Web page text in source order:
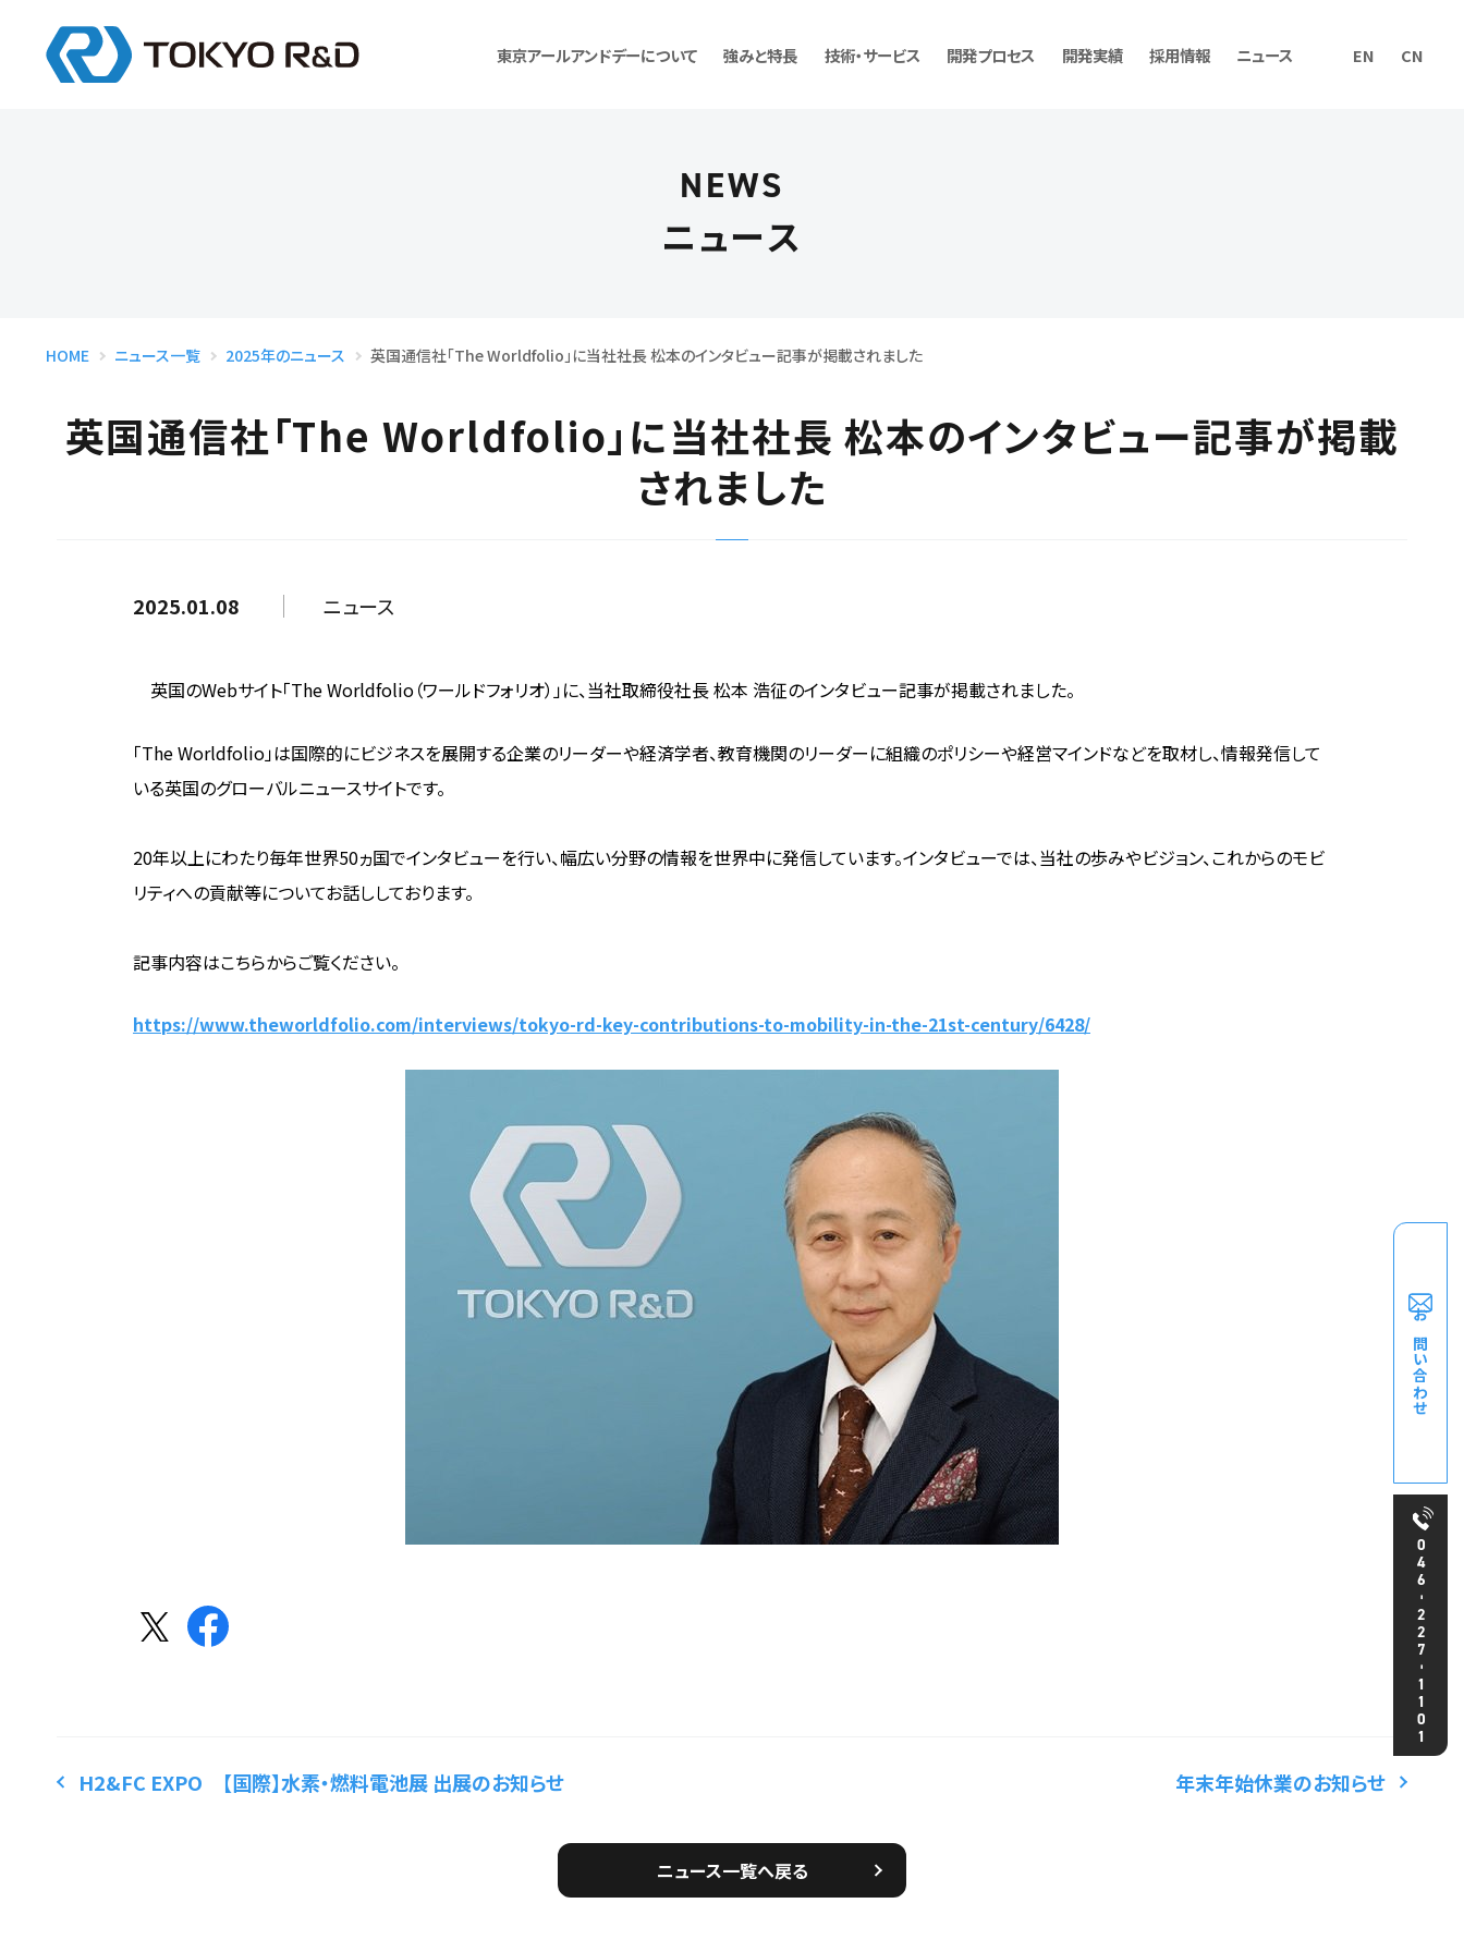
東京アールアンドデーについて
沿革
強みと特長 技術・サービス
ワンストップ開発
開発プロセス 開発実績 採用情報
お問い合わせ
ニュース EN CN
NEWS
ニュース
HOME ニュース一覧 2025年のニュース 英国通信社「The Worldfolio」に当社社長 松本のインタビュー記事が掲載されました
英国通信社「The Worldfolio」に当社社長 松本のインタビュー記事が掲載
されました
2025.01.08 ニュース
英国のWebサイト「The Worldfolio（ワールドフォリオ）」に、当社取締役社長 松本 浩征のインタビュー記事が掲載されました。
「The Worldfolio」は国際的にビジネスを展開する企業のリーダーや経済学者、教育機関のリーダーに組織のポリシーや経営マインドなどを取材し、情報発信して
いる英国のグローバルニュースサイトです。
20年以上にわたり毎年世界50ヵ国でインタビューを行い、幅広い分野の情報を世界中に発信しています。インタビューでは、当社の歩みやビジョン、これからのモビ
リティへの貢献等についてお話ししております。
記事内容はこちらからご覧ください。
https://www.theworldfolio.com/interviews/tokyo-rd-key-contributions-to-mobility-in-the-21st-century/6428/
H2&FC EXPO 【国際】水素・燃料電池展 出展のお知らせ 年末年始休業のお知らせ
ニュース一覧へ戻る
お問い合わせ
046
-
227
-
1101